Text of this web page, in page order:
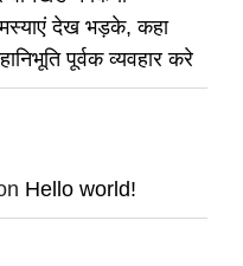
समस्याएं देख भड़के, कहा
पूर्वक व्यवहार करे
Hello world!